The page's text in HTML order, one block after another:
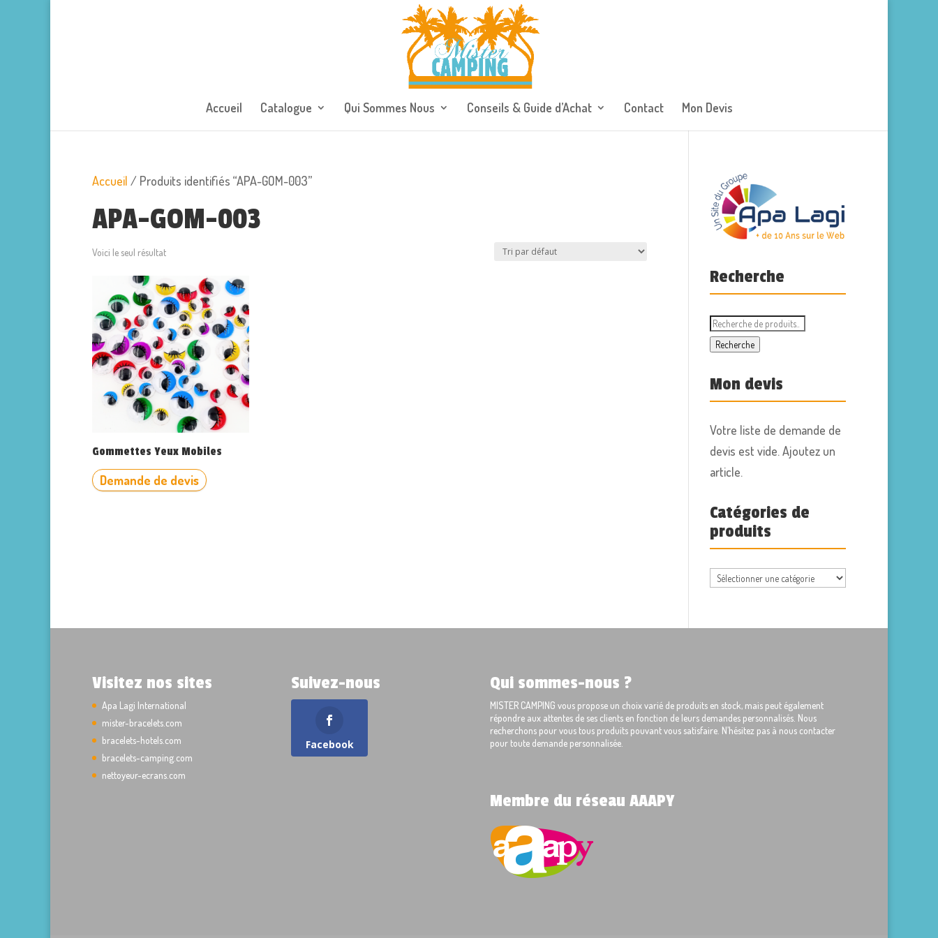
Accueil Catalogue Qui Sommes Nous Conseils & Guide d’Achat Contact Mon Devis
Accueil / Produits identifiés “APA-GOM-003”
APA-GOM-003
Voici le seul résultat
Gommettes Yeux Mobiles
Demande de devis
Recherche
Recherche
pour :
Recherche
Mon devis
Votre liste de demande de
devis est vide. Ajoutez un
article.
Catégories de
produits
Visitez nos sites
Apa Lagi International
mister-bracelets.com
bracelets-hotels.com
bracelets-camping.com
nettoyeur-ecrans.com
Suivez-nous
Facebook
Qui sommes-nous ?
MISTER CAMPING vous propose un choix varié de produits en stock, mais peut également
répondre aux attentes de ses clients en fonction de leurs demandes personnalisés. Nous
recherchons pour vous tous produits pouvant vous satisfaire. N’hésitez pas à nous contacter
pour toute demande personnalisée.
Membre du réseau AAAPY